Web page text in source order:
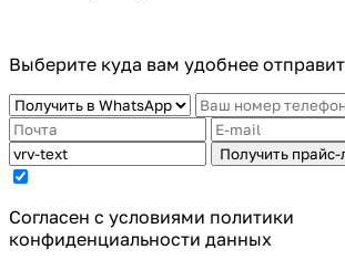
Выберите куда вам удобнее
Получить прайс-
Cогласен с условиями политики
конфиденциальности данных